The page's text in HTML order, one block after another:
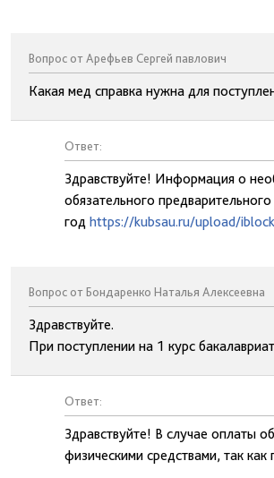
Вопрос от Арефьев Сергей павлович
Какая мед справка нужна для
Ответ:
Здравствуйте! Информация о
обязательного
год https://kubsau.ru/upload/
Вопрос от Бондаренко Наталья Алексеевна
Здравствуйте.
При поступлении на 1 курс
Ответ:
Здравствуйте! В случае оплаты
физическими средствами, так